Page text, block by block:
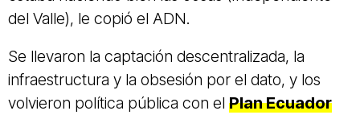
del Valle), le copió el ADN.
Se llevaron la captación descentralizada, la
infraestructura y la obsesión por el dato, y los
volvieron política pública con el Plan Ecuador